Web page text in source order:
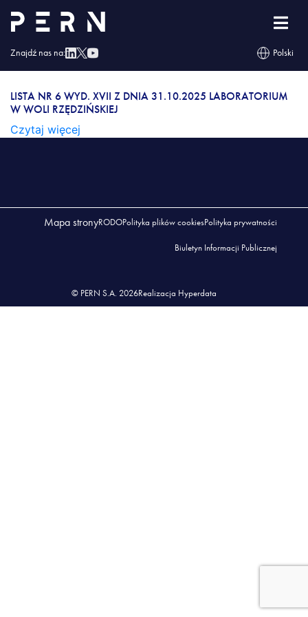
Znajdź nas na: Polski
Lista nr 6 wyd. XVII z dnia 31.10.2025
Laboratorium w Woli Rzędzińskiej
LISTA NR 6 WYD. XVII Z DNIA 31.10.2025
LABORATORIUM W WOLI RZĘDZIŃSKIEJ
LISTA NR 6 WYD. XVII Z DNIA 31.10.2025 LABORATORIUM
W WOLI RZĘDZIŃSKIEJ
Czytaj więcej
Mapa stronyRODOPolityka plików cookiesPolityka prywatności
Biuletyn Informacji Publicznej
© PERN S.A. 2026Realizacja Hyperdata